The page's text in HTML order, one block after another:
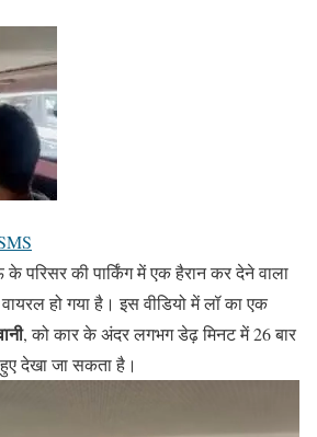
के परिसर की पार्किंग में एक हैरान कर देने वाला
वायरल हो गया है। इस वीडियो में लॉ का एक
, को कार के अंदर लगभग डेढ़ मिनट में 26 बार
देखा जा सकता है।